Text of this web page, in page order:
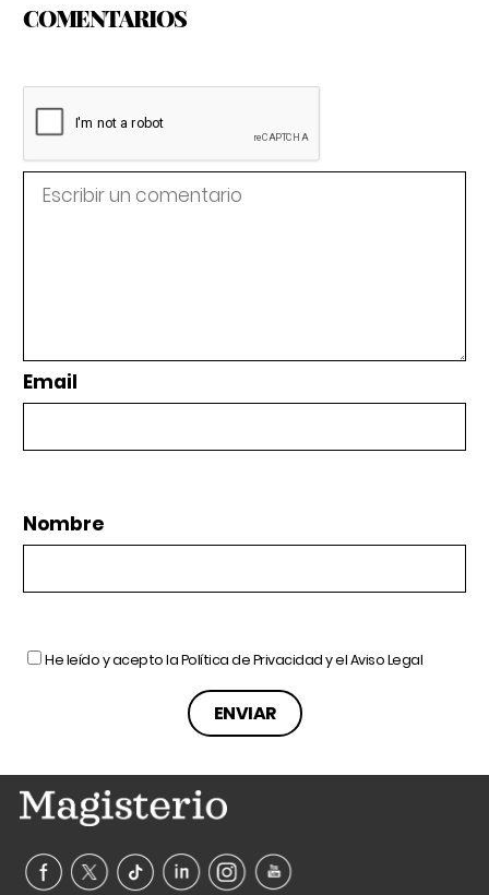
COMENTARIOS
Email
Nombre
He leído y acepto laPolítica de Privacidady elAviso Legal